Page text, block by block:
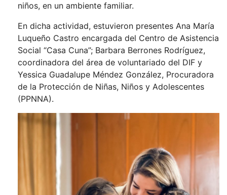
niños, en un ambiente familiar.
En dicha actividad, estuvieron presentes Ana María
Luqueño Castro encargada del Centro de Asistencia
Social “Casa Cuna”; Barbara Berrones Rodríguez,
coordinadora del área de voluntariado del DIF y
Yessica Guadalupe Méndez González, Procuradora
de la Protección de Niñas, Niños y Adolescentes
(PPNNA).